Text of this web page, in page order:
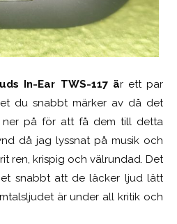
In-Ear TWS-117 är ett par
du snabbt märker av då det
ner på för att få dem till detta
då jag lyssnat på musik och
ren, krispig och välrundad. Det
snabbt att de läcker ljud lätt
är under all kritik och